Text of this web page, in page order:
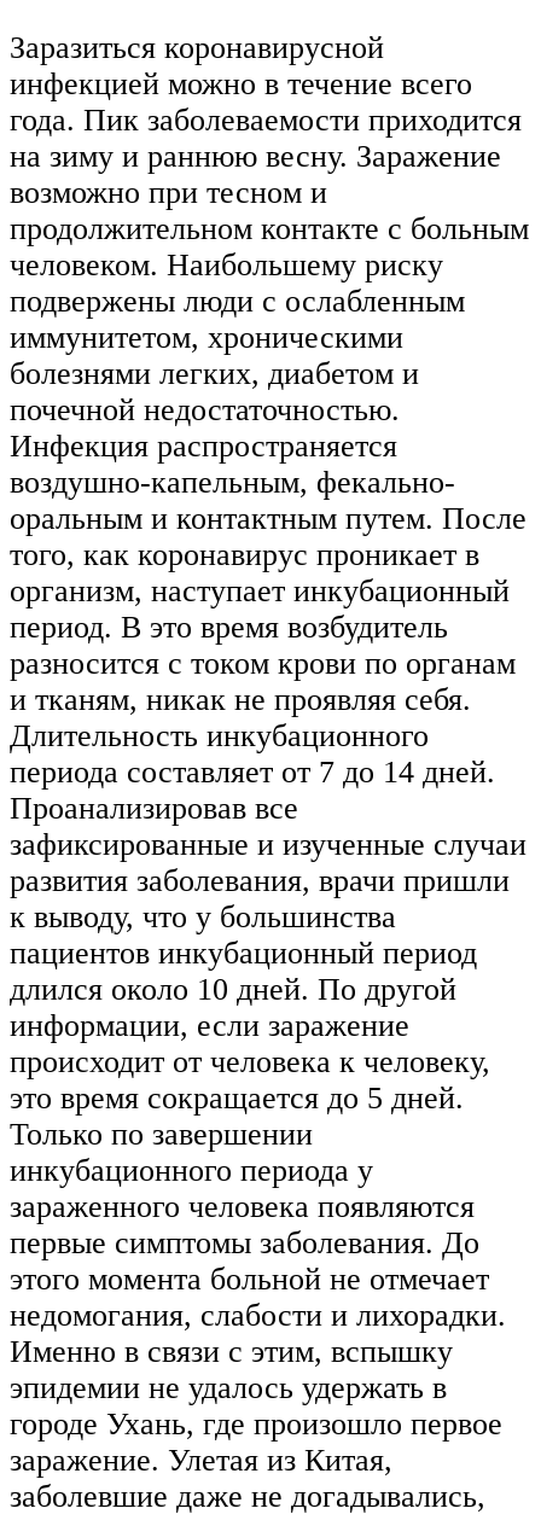
Заразиться коронавирусной
инфекцией можно в течение всего
года. Пик заболеваемости приходится
на зиму и раннюю весну. Заражение
возможно при тесном и
продолжительном контакте с больным
человеком. Наибольшему риску
подвержены люди с ослабленным
иммунитетом, хроническими
болезнями легких, диабетом и
почечной недостаточностью.
Инфекция распространяется
воздушно-капельным, фекально-
оральным и контактным путем. После
того, как коронавирус проникает в
организм, наступает инкубационный
период. В это время возбудитель
разносится с током крови по органам
и тканям, никак не проявляя себя.
Длительность инкубационного
периода составляет от 7 до 14 дней.
Проанализировав все
зафиксированные и изученные случаи
развития заболевания, врачи пришли
к выводу, что у большинства
пациентов инкубационный период
длился около 10 дней. По другой
информации, если заражение
происходит от человека к человеку,
это время сокращается до 5 дней.
Только по завершении
инкубационного периода у
зараженного человека появляются
первые симптомы заболевания. До
этого момента больной не отмечает
недомогания, слабости и лихорадки.
Именно в связи с этим, вспышку
эпидемии не удалось удержать в
городе Ухань, где произошло первое
заражение. Улетая из Китая,
заболевшие даже не догадывались,